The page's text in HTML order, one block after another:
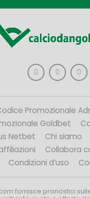
Promozionale
Goldbet
Netbet
Chi siamo
Collabora
Condizioni d’uso
fornisce pronostici